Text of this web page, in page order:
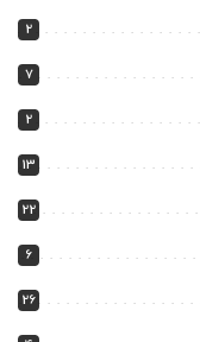
2
7
2
13
22
6
26